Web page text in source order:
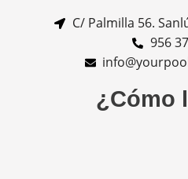
C/ Palmilla 56.
956
¿Cómo